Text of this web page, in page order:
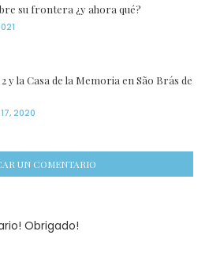
su frontera ¿y ahora qué?
y la Casa de la Memoria en São Brás de
2020
UN COMENTARIO
Obrigado!